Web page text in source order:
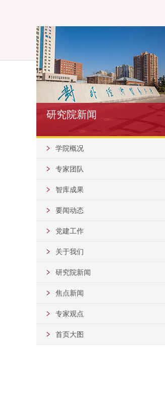
研究院新闻
学院概况
专家团队
智库成果
要闻动态
党建工作
关于我们
研究院新闻
焦点新闻
专家观点
首页大图